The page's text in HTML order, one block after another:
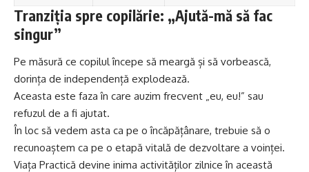
Tranziția spre copilărie: „Ajută-mă să fac
singur”
Pe măsură ce copilul începe să meargă și să vorbească,
dorința de independență explodează.
Aceasta este faza în care auzim frecvent „eu, eu!” sau
refuzul de a fi ajutat.
În loc să vedem asta ca pe o încăpățânare, trebuie să o
recunoaștem ca pe o etapă vitală de dezvoltare a voinței.
Viața Practică devine inima activităților zilnice în această